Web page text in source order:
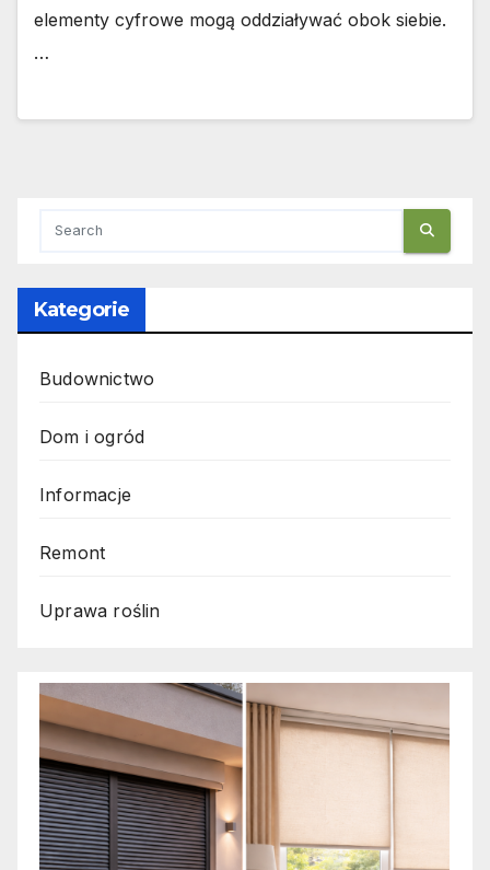
elementy cyfrowe mogą oddziaływać obok siebie.
…
Kategorie
Budownictwo
Dom i ogród
Informacje
Remont
Uprawa roślin